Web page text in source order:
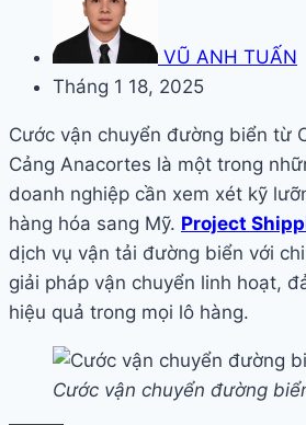
VŨ ANH TUẤN
Tháng 1 18, 2025
Cước vận chuyển đường biển từ
Cảng Anacortes là một trong
doanh nghiệp cần xem xét kỹ
hàng hóa sang Mỹ. Project
dịch vụ vận tải đường biển với
giải pháp vận chuyển linh hoạt,
hiệu quả trong mọi lô hàng.
Cước vận chuyển đường